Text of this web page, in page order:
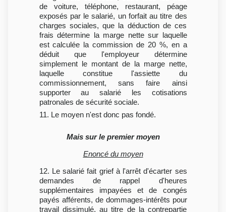
de voiture, téléphone, restaurant, péage
exposés par le salarié, un forfait au titre des
charges sociales, que la déduction de ces
frais détermine la marge nette sur laquelle
est calculée la commission de 20 %, en a
déduit que l'employeur détermine
simplement le montant de la marge nette,
laquelle constitue l'assiette du
commissionnement, sans faire ainsi
supporter au salarié les cotisations
patronales de sécurité sociale.
11. Le moyen n'est donc pas fondé.
Mais sur le premier moyen
Enoncé du moyen
12. Le salarié fait grief à l'arrêt d'écarter ses
demandes de rappel d'heures
supplémentaires impayées et de congés
payés afférents, de dommages-intérêts pour
travail dissimulé, au titre de la contrepartie